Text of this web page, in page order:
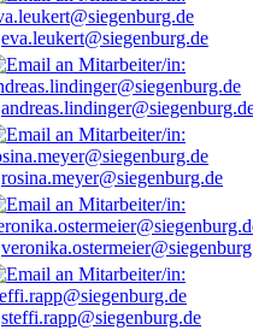
eva.leukert@siegenburg.de
rosina.meyer@siegenburg.de
steffi.rapp@siegenburg.de